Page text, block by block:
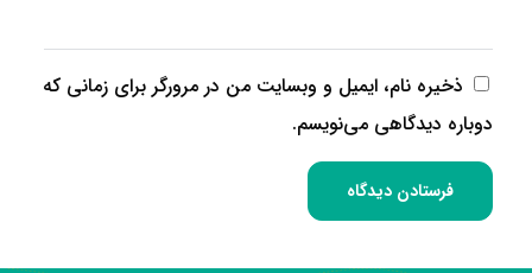
ذخیره نام، ایمیل و وبسایت من در مرورگر برای زمانی که
دوباره دیدگاهی می‌نویسم.